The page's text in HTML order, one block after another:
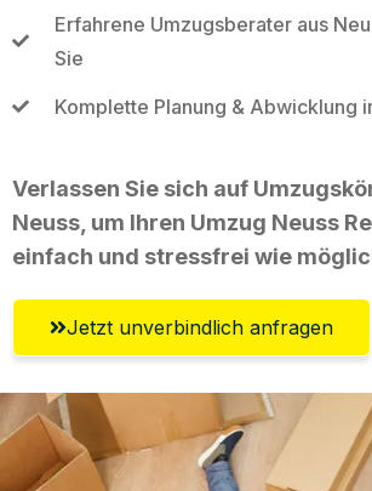
Erfahrene Umzugsberater aus
Sie
Komplette Planung & Abwicklung
Verlassen Sie sich auf
Neuss, um Ihren Umzug Neuss
einfach und stressfrei wie
Jetzt unverbindlich anfragen